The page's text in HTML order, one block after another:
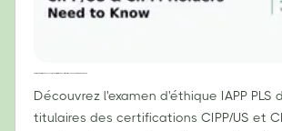
Découvrez l'examen d'éthique IAPP PLS
titulaires des certifications CIPP/US et